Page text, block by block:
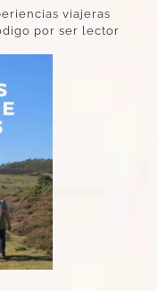
viajeras
por ser lector